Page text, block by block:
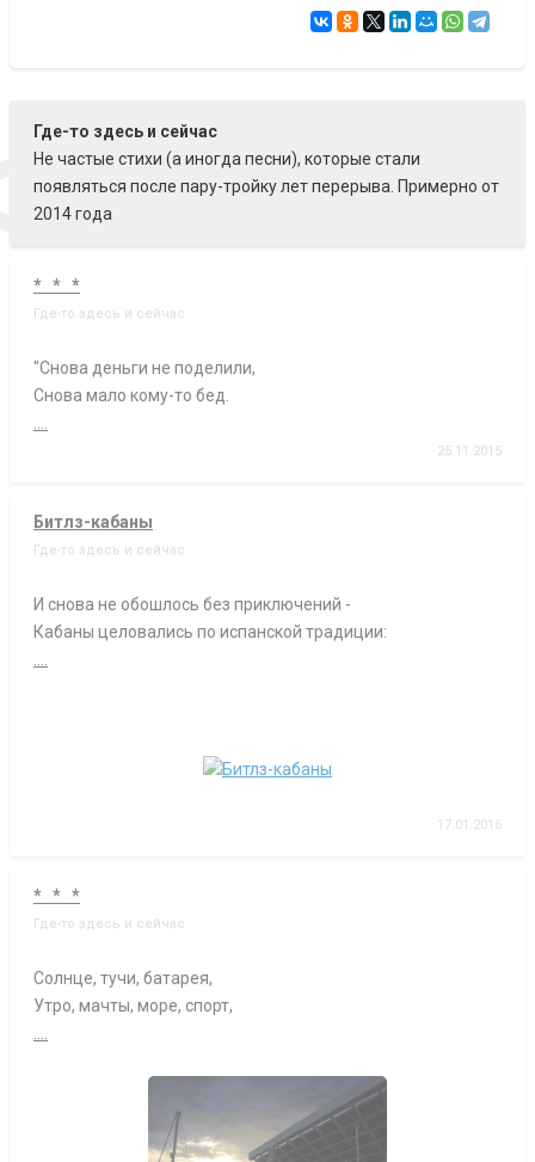
Где-то здесь и сейчас
Не частые стихи (а иногда песни), которые стали
появляться после пару-тройку лет перерыва. Примерно от
2014 года
* * *
Где-то здесь и сейчас
"Снова деньги не поделили,
Снова мало кому-то бед.
25.11.2015
Битлз-кабаны
Где-то здесь и сейчас
И снова не обошлось без приключений -
Кабаны целовались по испанской традиции:
17.01.2016
* * *
Где-то здесь и сейчас
Солнце, тучи, батарея,
Утро, мачты, море, спорт,